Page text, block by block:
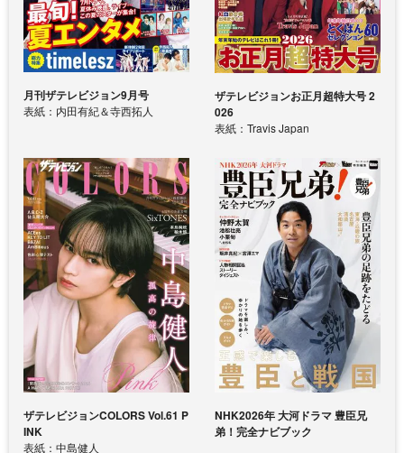
月刊ザテレビジョン9月号
表紙：内田有紀＆寺西拓人
ザテレビジョンお正月超特大号 2
026
表紙：Travis Japan
ザテレビジョンCOLORS Vol.61 P
INK
表紙：中島健人
NHK2026年 大河ドラマ 豊臣兄
弟！完全ナビブック